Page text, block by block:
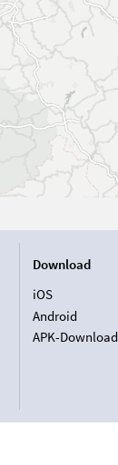
Download
iOS
Android
APK-Download